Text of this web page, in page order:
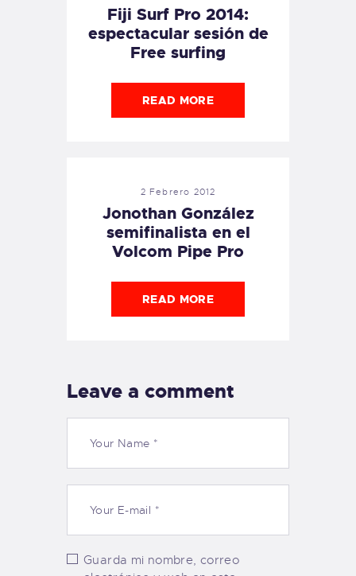
Fiji Surf Pro 2014:
espectacular sesión de
Free surfing
READ MORE
2 Febrero 2012
Jonothan González
semifinalista en el
Volcom Pipe Pro
READ MORE
Leave a comment
Guarda mi nombre, correo